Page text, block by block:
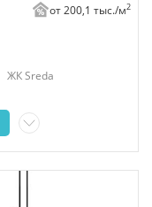
от 200,1 тыс./м2
ЖК Sreda